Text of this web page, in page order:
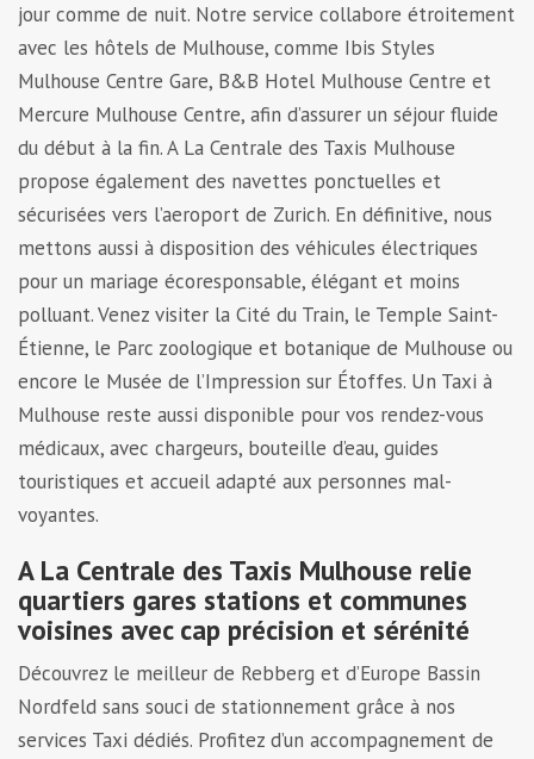
jour comme de nuit. Notre service collabore étroitement
avec les hôtels de Mulhouse, comme Ibis Styles
Mulhouse Centre Gare, B&B Hotel Mulhouse Centre et
Mercure Mulhouse Centre, afin d’assurer un séjour fluide
du début à la fin. A La Centrale des Taxis Mulhouse
propose également des navettes ponctuelles et
sécurisées vers l’aeroport de Zurich. En définitive, nous
mettons aussi à disposition des véhicules électriques
pour un mariage écoresponsable, élégant et moins
polluant. Venez visiter la Cité du Train, le Temple Saint-
Étienne, le Parc zoologique et botanique de Mulhouse ou
encore le Musée de l’Impression sur Étoffes. Un Taxi à
Mulhouse reste aussi disponible pour vos rendez-vous
médicaux, avec chargeurs, bouteille d’eau, guides
touristiques et accueil adapté aux personnes mal-
voyantes.
A La Centrale des Taxis Mulhouse relie
quartiers gares stations et communes
voisines avec cap précision et sérénité
Découvrez le meilleur de Rebberg et d’Europe Bassin
Nordfeld sans souci de stationnement grâce à nos
services Taxi dédiés. Profitez d’un accompagnement de